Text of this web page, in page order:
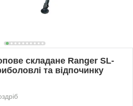
складане Ranger SL-
та відпочинку